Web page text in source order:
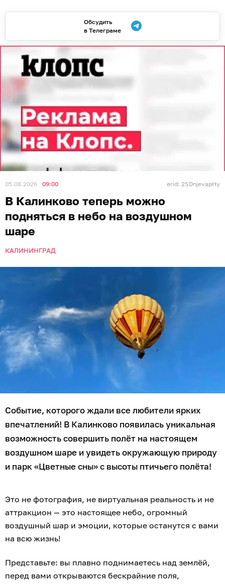
Обсудить
в Телеграме
05.08.2026 09:00 erid: 2SDnjevapHy
В Калинково теперь можно
подняться в небо на воздушном
шаре
КАЛИНИНГРАД
Событие, которого ждали все любители ярких
впечатлений! В Калинково появилась уникальная
возможность совершить полёт на настоящем
воздушном шаре и увидеть окружающую природу
и парк «Цветные сны» с высоты птичьего полёта!
Это не фотография, не виртуальная реальность и не
аттракцион — это настоящее небо, огромный
воздушный шар и эмоции, которые останутся с вами
на всю жизнь!
Представьте: вы плавно поднимаетесь над землёй,
перед вами открываются бескрайние поля,